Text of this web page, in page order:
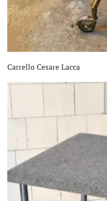
Carrello Cesare Lacca